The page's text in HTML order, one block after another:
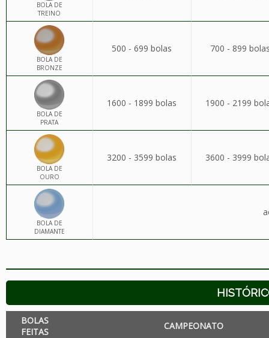
BOLA DE
TREINO
BOLA DE
BRONZE
500 - 699 bolas 700 - 899
BOLA DE
PRATA
1600 - 1899 bolas 1900 - 2199
BOLA DE
OURO
3200 - 3599 bolas 3600 - 3999
BOLA DE
DIAMANTE
BOLAS
FEITAS
CAMPEONATO